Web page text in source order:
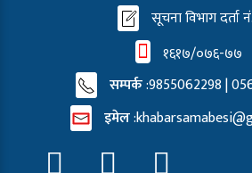
सूचना विभाग दर्ता
१६१७/०७६-७७
सम्पर्क:9855062298 |
इमेल: